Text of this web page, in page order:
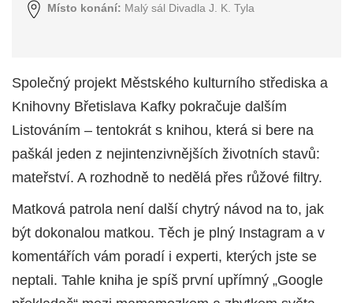
Místo konání: Malý sál Divadla J. K. Tyla
Společný projekt Městského kulturního střediska a
Knihovny Břetislava Kafky pokračuje dalším
Listováním – tentokrát s knihou, která si bere na
paškál jeden z nejintenzivnějších životních stavů:
mateřství. A rozhodně to nedělá přes růžové filtry.
Matková patrola není další chytrý návod na to, jak
být dokonalou matkou. Těch je plný Instagram a v
komentářích vám poradí i experti, kterých jste se
neptali. Tahle kniha je spíš první upřímný „Google